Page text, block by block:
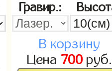
Гравир.:
В корзину
Цена 700руб.